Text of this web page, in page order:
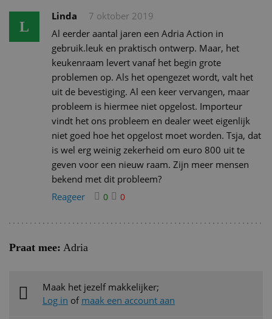
L
Linda
7 oktober 2019
Al eerder aantal jaren een Adria Action in
gebruik.leuk en praktisch ontwerp. Maar, het
keukenraam levert vanaf het begin grote
problemen op. Als het opengezet wordt, valt het
uit de bevestiging. Al een keer vervangen, maar
probleem is hiermee niet opgelost. Importeur
vindt het ons probleem en dealer weet eigenlijk
niet goed hoe het opgelost moet worden. Tsja, dat
is wel erg weinig zekerheid om euro 800 uit te
geven voor een nieuw raam. Zijn meer mensen
bekend met dit probleem?
Reageer
0 0
Praat mee: Adria
Maak het jezelf makkelijker;
Log in of maak een account aan